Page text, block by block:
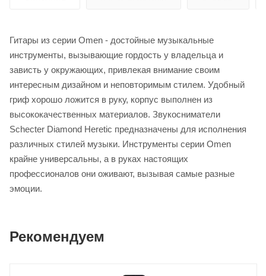
Гитары из серии Omen - достойные музыкальные
инструменты, вызывающие гордость у владельца и
зависть у окружающих, привлекая внимание своим
интересным дизайном и неповторимым стилем. Удобный
гриф хорошо ложится в руку, корпус выполнен из
высококачественных материалов. Звукосниматели
Schecter Diamond Heretic предназначены для исполнения
различных стилей музыки. Инструменты серии Omen
крайне универсальны, а в руках настоящих
профессионалов они оживают, вызывая самые разные
эмоции.
Рекомендуем